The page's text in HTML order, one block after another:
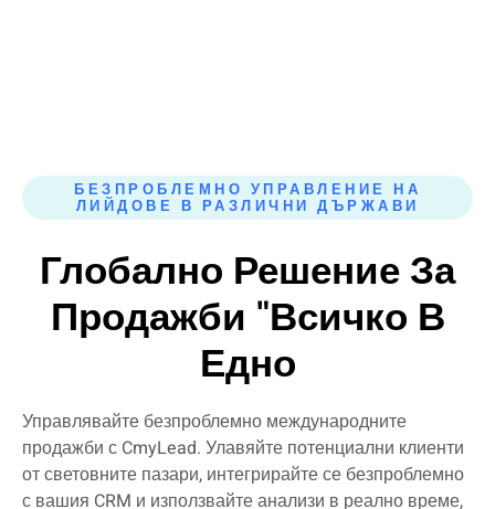
БЕЗПРОБЛЕМНО УПРАВЛЕНИЕ НА
ЛИЙДОВЕ В РАЗЛИЧНИ ДЪРЖАВИ
Глобално Решение За
Продажби "всичко В
Едно
Управлявайте безпроблемно международните
продажби с CmyLead. Улавяйте потенциални клиенти
от световните пазари, интегрирайте се безпроблемно
с вашия CRM и използвайте анализи в реално време,